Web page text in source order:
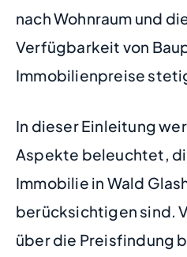
nach Wohnraum und
Verfügbarkeit von
Immobilienpreise
In dieser Einleitung
Aspekte beleuchtet,
Immobilie in Wald
berücksichtigen sind.
über die Preisfindung